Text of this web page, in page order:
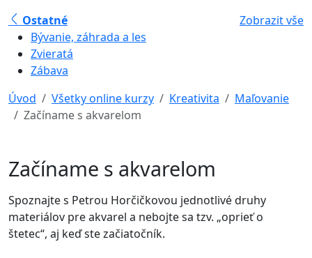
Ostatné
Zobrazit vše
Bývanie, záhrada a les
Zvieratá
Zábava
Úvod
Všetky online kurzy Kreativita
Maľovanie
Začíname s akvarelom
Začíname s akvarelom
Spoznajte s Petrou Horčičkovou jednotlivé druhy
materiálov pre akvarel a nebojte sa tzv. „oprieť o
štetec“, aj keď ste začiatočník.